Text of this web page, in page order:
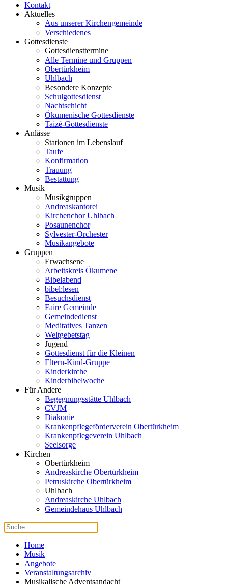
Kontakt
Aktuelles
Aus unserer Kirchengemeinde
Verschiedenes
Gottesdienste
Gottesdiensttermine
Alle Termine und Gruppen
Obertürkheim
Uhlbach
Besondere Konzepte
Schulgottesdienst
Nachtschicht
Ökumenische Gottesdienste
Taizé-Gottesdienste
Anlässe
Stationen im Lebenslauf
Taufe
Konfirmation
Trauung
Bestattung
Musik
Musikgruppen
Andreaskantorei
Kirchenchor Uhlbach
Posaunenchor
Sylvester-Orchester
Musikangebote
Gruppen
Erwachsene
Arbeitskreis Ökumene
Bibelabend
bibel:lesen
Besuchsdienst
Faire Gemeinde
Gemeindedienst
Meditatives Tanzen
Weltgebetstag
Jugend
Gottesdienst für die Kleinen
Eltern-Kind-Gruppe
Kinderkirche
Kinderbibelwoche
Für Andere
Begegnungsstätte Uhlbach
CVJM
Diakonie
Krankenpflegeförderverein Obertürkheim
Krankenpflegeverein Uhlbach
Seelsorge
Kirchen
Obertürkheim
Andreaskirche Obertürkheim
Petruskirche Obertürkheim
Uhlbach
Andreaskirche Uhlbach
Gemeindehaus Uhlbach
Home
Musik
Angebote
Veranstaltungsarchiv
Musikalische Adventsandacht